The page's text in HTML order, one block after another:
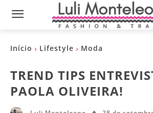
Início Lifestyle Moda
TREND TIPS
PAOLA OLIVEIRA!